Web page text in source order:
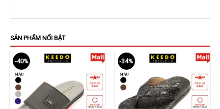
SẢN PHẨM NỔI BẬT
-40% -34%